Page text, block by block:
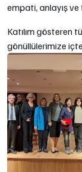
empati, anlayış
Katılım gösteren
gönüllülerimize